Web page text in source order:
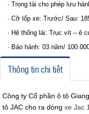
· Trọng tải cho phép lưu
· Cỡ lốp xe: Trước/ Sau:
· Hệ thống lái: Trục vít – ê
· Bảo hành: 03 năm/
Thông tin chi tiết
Công ty Cổ phần ô tô
tô JAC cho ra dòng xe Jac